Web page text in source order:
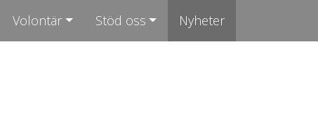
Volontär Stöd oss Nyheter